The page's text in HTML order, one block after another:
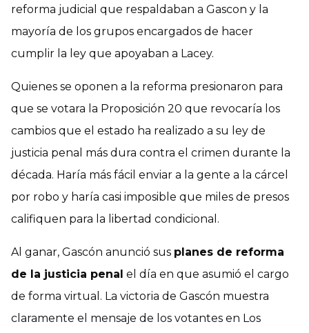
reforma judicial que respaldaban a Gascon y la
mayoría de los grupos encargados de hacer
cumplir la ley que apoyaban a Lacey.
Quienes se oponen a la reforma presionaron para
que se votara la Proposición 20 que revocaría los
cambios que el estado ha realizado a su ley de
justicia penal más dura contra el crimen durante la
década. Haría más fácil enviar a la gente a la cárcel
por robo y haría casi imposible que miles de presos
califiquen para la libertad condicional.
Al ganar, Gascón anunció sus planes de reforma
de la justicia penal el día en que asumió el cargo
de forma virtual. La victoria de Gascón muestra
claramente el mensaje de los votantes en Los